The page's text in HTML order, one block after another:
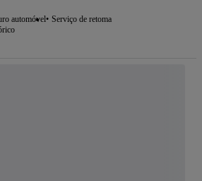
automóvel Serviço de retoma